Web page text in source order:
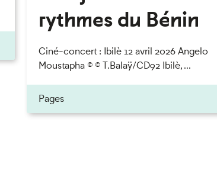
rythmes du Bénin
Ciné-concert : Ibilè 12 avril 2026 Angelo
Moustapha © © T.Balaÿ/CD92 Ibilè, ...
Pages